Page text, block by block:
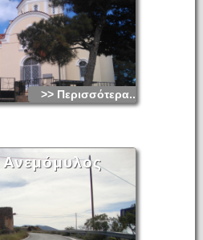
>> Περισσότερα...
Ανεμόμυλος